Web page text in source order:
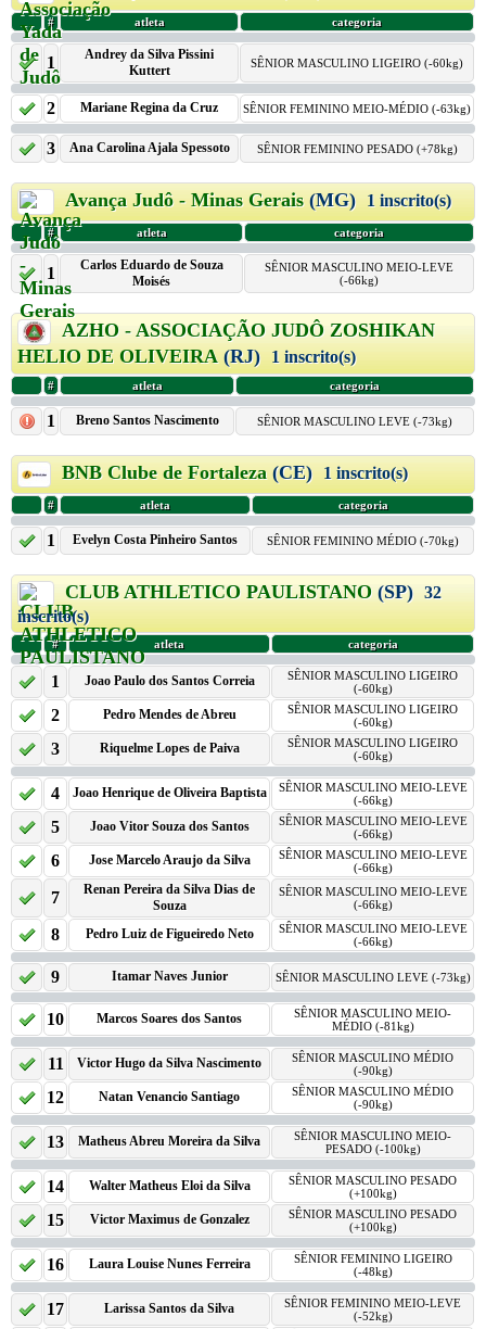
# atleta categoria
1
Andrey da Silva Pissini
Kuttert
SÊNIOR MASCULINO LIGEIRO (-60kg)
2 Mariane Regina da Cruz SÊNIOR FEMININO MEIO-MÉDIO (-63kg)
3 Ana Carolina Ajala Spessoto SÊNIOR FEMININO PESADO (+78kg)
Avança Judô - Minas Gerais (MG) 1 inscrito(s)
# atleta categoria
1
Carlos Eduardo de Souza
Moisés
SÊNIOR MASCULINO MEIO-LEVE
(-66kg)
AZHO - ASSOCIAÇÃO JUDÔ ZOSHIKAN
HELIO DE OLIVEIRA (RJ) 1 inscrito(s)
# atleta categoria
1 Breno Santos Nascimento SÊNIOR MASCULINO LEVE (-73kg)
BNB Clube de Fortaleza (CE) 1 inscrito(s)
# atleta categoria
1 Evelyn Costa Pinheiro Santos SÊNIOR FEMININO MÉDIO (-70kg)
CLUB ATHLETICO PAULISTANO (SP) 32
inscrito(s)
# atleta categoria
1 Joao Paulo dos Santos Correia
SÊNIOR MASCULINO LIGEIRO
(-60kg)
2 Pedro Mendes de Abreu
SÊNIOR MASCULINO LIGEIRO
(-60kg)
3 Riquelme Lopes de Paiva
SÊNIOR MASCULINO LIGEIRO
(-60kg)
4 Joao Henrique de Oliveira Baptista
SÊNIOR MASCULINO MEIO-LEVE
(-66kg)
5 Joao Vitor Souza dos Santos
SÊNIOR MASCULINO MEIO-LEVE
(-66kg)
6 Jose Marcelo Araujo da Silva
SÊNIOR MASCULINO MEIO-LEVE
(-66kg)
7
Renan Pereira da Silva Dias de
Souza
SÊNIOR MASCULINO MEIO-LEVE
(-66kg)
8 Pedro Luiz de Figueiredo Neto
SÊNIOR MASCULINO MEIO-LEVE
(-66kg)
9 Itamar Naves Junior SÊNIOR MASCULINO LEVE (-73kg)
10 Marcos Soares dos Santos
SÊNIOR MASCULINO MEIO-
MÉDIO (-81kg)
11 Victor Hugo da Silva Nascimento
SÊNIOR MASCULINO MÉDIO
(-90kg)
12 Natan Venancio Santiago
SÊNIOR MASCULINO MÉDIO
(-90kg)
13 Matheus Abreu Moreira da Silva
SÊNIOR MASCULINO MEIO-
PESADO (-100kg)
14 Walter Matheus Eloi da Silva
SÊNIOR MASCULINO PESADO
(+100kg)
15 Victor Maximus de Gonzalez
SÊNIOR MASCULINO PESADO
(+100kg)
16 Laura Louise Nunes Ferreira
SÊNIOR FEMININO LIGEIRO
(-48kg)
17 Larissa Santos da Silva
SÊNIOR FEMININO MEIO-LEVE
(-52kg)